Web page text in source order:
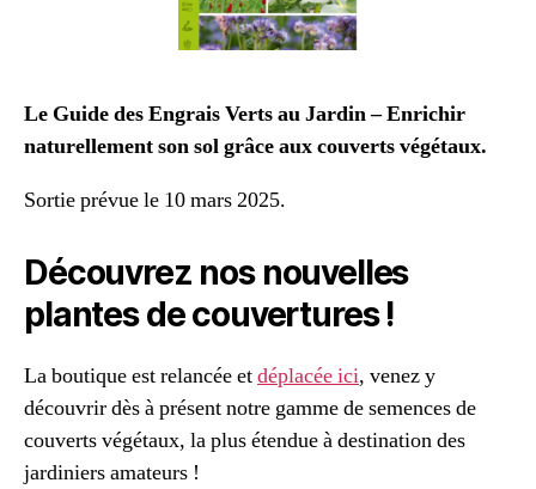
Le Guide des Engrais Verts au Jardin – Enrichir
naturellement son sol grâce aux couverts végétaux.
Sortie prévue le 10 mars 2025.
Découvrez nos nouvelles
plantes de couvertures !
La boutique est relancée etdéplacée ici, venez y
découvrir dès à présent notre gamme de semences de
couverts végétaux, la plus étendue à destination des
jardiniers amateurs !